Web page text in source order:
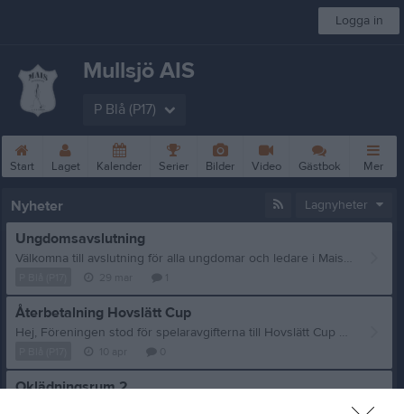
Logga in
Mullsjö AIS
P Blå (P17)
Start Laget Kalender Serier Bilder Video Gästbok Mer
Nyheter Lagnyheter
Ungdomsavslutning
Välkomna till avslutning för alla ungdomar och ledare i Mais! Datum: 24 april Tid : 17.00-20.00 Plats: Nyhemshallen Vi kommer ha liknande upplägg som förra året med stationer med olika tävlingar där lagen tävlar tillsammans. Det kommer också att grillas hamburgare under kvällen. Vi avslutar med pris- och medaljutdelning. Varmt välkomna önskar ungdomssektionen
Återbetalning Hovslätt Cup
Hej, Föreningen stod för spelaravgifterna till Hovslätt Cup så David har swishat tillbaka 220 kr/spelare. Vi vill passa på att tacka spelare och föräldrar för denna säsong! Nästa säsong kommer vi förmodligen börja spela 4-4 med målvakt. Vi startar upp säsongen i början av oktober. Ha en härlig sommar så ses vi i höst! /David och Martin
Oklädningsrum 2